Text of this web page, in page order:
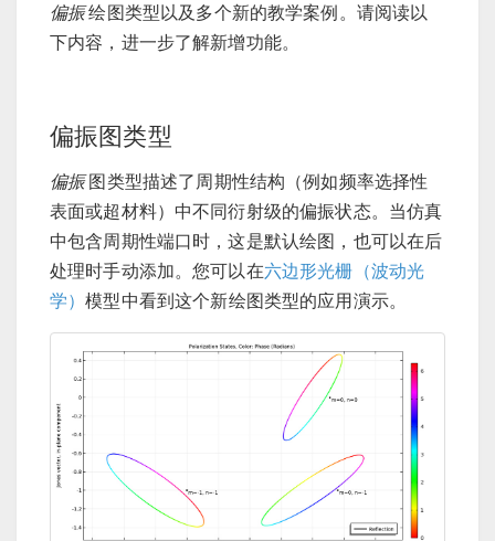
偏振绘图类型以及多个新的教学案例。请阅读以
下内容，进一步了解新增功能。
偏振图类型
偏振图类型描述了周期性结构（例如频率选择性
表面或超材料）中不同衍射级的偏振状态。当仿真
中包含周期性端口时，这是默认绘图，也可以在后
处理时手动添加。您可以在六边形光栅（波动光
学）模型中看到这个新绘图类型的应用演示。